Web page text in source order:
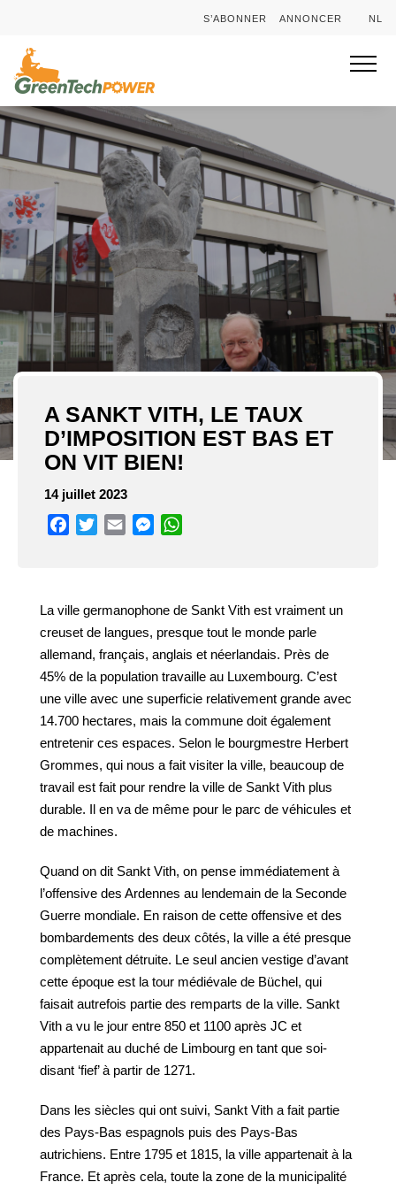
S’ABONNER ANNONCER NL
A SANKT VITH, LE TAUX
D’IMPOSITION EST BAS ET
ON VIT BIEN!
14 juillet 2023
Facebook
TwitterEmail Messenger
La ville germanophone de Sankt Vith est vraiment un
creuset de langues, presque tout le monde parle
allemand, français, anglais et néerlandais. Près de
45% de la population travaille au Luxembourg. C’est
une ville avec une superficie relativement grande avec
14.700 hectares, mais la commune doit également
entretenir ces espaces. Selon le bourgmestre Herbert
Grommes, qui nous a fait visiter la ville, beaucoup de
travail est fait pour rendre la ville de Sankt Vith plus
durable. Il en va de même pour le parc de véhicules et
de machines.
Quand on dit Sankt Vith, on pense immédiatement à
l’offensive des Ardennes au lendemain de la Seconde
Guerre mondiale. En raison de cette offensive et des
bombardements des deux côtés, la ville a été presque
complètement détruite. Le seul ancien vestige d’avant
cette époque est la tour médiévale de Büchel, qui
faisait autrefois partie des remparts de la ville. Sankt
Vith a vu le jour entre 850 et 1100 après JC et
appartenait au duché de Limbourg en tant que soi-
disant ‘fief’ à partir de 1271.
Dans les siècles qui ont suivi, Sankt Vith a fait partie
des Pays-Bas espagnols puis des Pays-Bas
autrichiens. Entre 1795 et 1815, la ville appartenait à la
France. Et après cela, toute la zone de la municipalité